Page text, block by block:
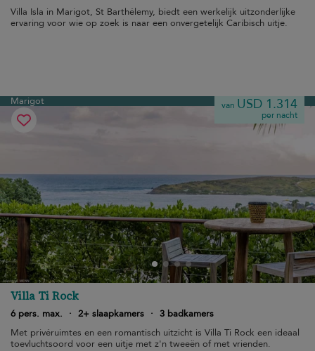
Villa Isla in Marigot, St Barthélemy, biedt een werkelijk uitzonderlijke
ervaring voor wie op zoek is naar een onvergetelijk Caribisch uitje.
Marigot van USD 1.314
per nacht
Villa Ti Rock
6 pers. max. · 2+ slaapkamers · 3 badkamers
Met privéruimtes en een romantisch uitzicht is Villa Ti Rock een ideaal
toevluchtsoord voor een uitje met z'n tweeën of met vrienden.